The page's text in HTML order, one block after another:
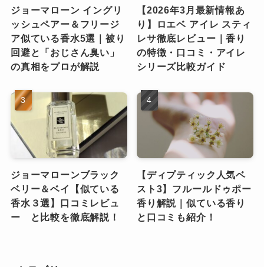
ジョーマローン イングリ
ッシュペアー＆フリージ
ア似ている香水5選｜被り
回避と「おじさん臭い」
の真相をプロが解説
【2026年3月最新情報あ
り】ロエベ アイレ スティ
レサ徹底レビュー｜香り
の特徴・口コミ・アイレ
シリーズ比較ガイド
ジョーマローンブラック
ベリー＆ベイ【似ている
香水３選】口コミレビュ
ー と比較を徹底解説！
【ディプティック人気ベ
スト3】フルールドゥポー
香り解説｜似ている香り
と口コミも紹介！